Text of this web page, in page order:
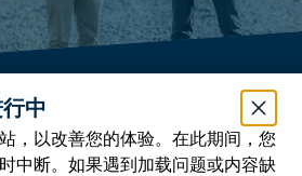
网络
，以改善您的体验。在此期间，您
中断。如果遇到加载问题或内容缺